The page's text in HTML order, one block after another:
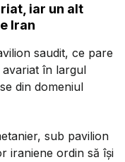
iar un alt
Iran
saudit, ce pare
în largul
din domeniul
sub pavilion
iraniene ordin să își